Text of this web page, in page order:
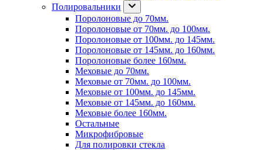
Полировальники
Поролоновые до 70мм.
Поролоновые от 70мм. до 100мм.
Поролоновые от 100мм. до 145мм.
Поролоновые от 145мм. до 160мм.
Поролоновые более 160мм.
Меховые до 70мм.
Меховые от 70мм. до 100мм.
Меховые от 100мм. до 145мм.
Меховые от 145мм. до 160мм.
Меховые более 160мм.
Остальные
Микрофибровые
Для полировки стекла